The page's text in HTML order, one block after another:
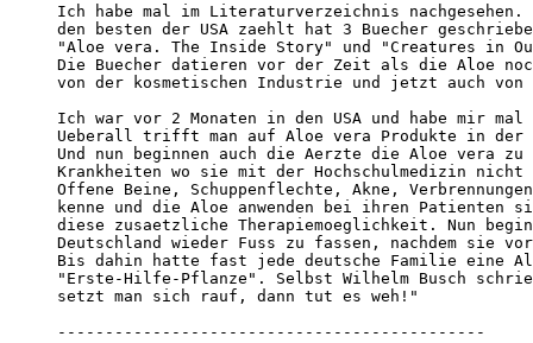
Ich habe mal im Literaturverzeichnis
den besten der USA zaehlt hat 3 Buecher
"Aloe vera. The Inside Story" und "Creatures in
Die Buecher datieren vor der Zeit als die Aloe
von der kosmetischen Industrie und jetzt auch von
Ich war vor 2 Monaten in den USA und habe mir
Ueberall trifft man auf Aloe vera Produkte in der
Und nun beginnen auch die Aerzte die Aloe vera
Krankheiten wo sie mit der Hochschulmedizin nicht
Offene Beine, Schuppenflechte, Akne,
kenne und die Aloe anwenden bei ihren Patienten
diese zusaetzliche Therapiemoeglichkeit. Nun
Deutschland wieder Fuss zu fassen, nachdem sie
Bis dahin hatte fast jede deutsche Familie eine
"Erste-Hilfe-Pflanze". Selbst Wilhelm Busch
setzt man sich rauf, dann tut es weh!"
---------------------------------------------